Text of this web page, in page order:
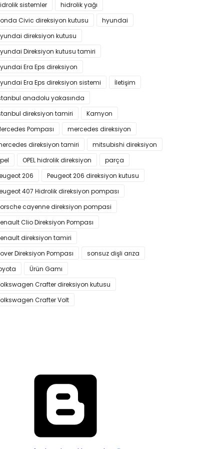
sistemler
hidrolik yağı
Civic direksiyon kutusu
hyundai
direksiyon kutusu
Direksiyon kutusu tamiri
Era Eps direksiyon
Era Eps direksiyon sistemi
İletişim
anadolu yakasında
direksiyon tamiri
Kamyon
Pompası
mercedes direksiyon
direksiyon tamiri
mitsubishi direksiyon
OPEL hidrolik direksiyon
parça
206
Peugeot 206 direksiyon kutusu
407 Hidrolik direksiyon pompası
cayenne direksiyon pompasi
Clio Direksiyon Pompası
direksiyon tamiri
Direksiyon Pompası
sonsuz dişli arıza
Ürün Gamı
Crafter direksiyon kutusu
Crafter Volt